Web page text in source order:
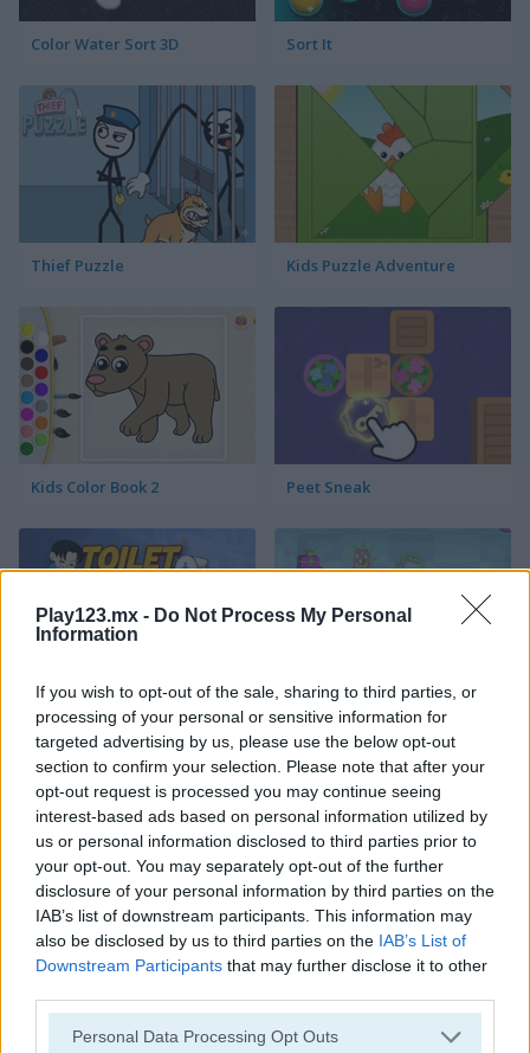
Play123.mx - Do Not Process My Personal
Information
If you wish to opt-out of the sale, sharing to third parties, or
processing of your personal or sensitive information for
targeted advertising by us, please use the below opt-out
section to confirm your selection. Please note that after your
opt-out request is processed you may continue seeing
interest-based ads based on personal information utilized by
us or personal information disclosed to third parties prior to
your opt-out. You may separately opt-out of the further
disclosure of your personal information by third parties on the
IAB’s list of downstream participants. This information may
also be disclosed by us to third parties on the IAB’s List of
Downstream Participants that may further disclose it to other
Personal Data Processing Opt Outs
Color Water Sort 3D Sort It
Thief Puzzle Kids Puzzle Adventure
Kids Color Book 2 Peet Sneak
Toilet Run Chainy Chisai Medieval 2
Hold My Hand, Friend Emoji Fun